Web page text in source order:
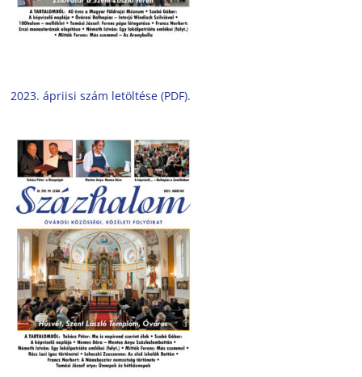
2023. ápriisi szám letöltése (PDF).